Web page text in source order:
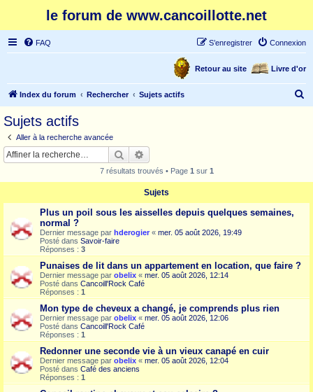
le forum de www.cancoillotte.net
FAQ Connexion
S’enregistrer
Livre d'or
Retour au site
Index du forum Rechercher Sujets actifs
Sujets actifs
Aller à la recherche avancée
Rechercher
7 résultats trouvés • Page 1 sur 1
Sujets
Plus un poil sous les aisselles depuis quelques semaines,
normal ?
Dernier message par hderogier « mer. 05 août 2026, 19:49
Posté dans Savoir-faire
Réponses : 3
Punaises de lit dans un appartement en location, que faire ?
Dernier message par obelix « mer. 05 août 2026, 12:14
Posté dans Cancoill'Rock Café
Réponses : 1
Mon type de cheveux a changé, je comprends plus rien
Dernier message par obelix « mer. 05 août 2026, 12:06
Posté dans Cancoill'Rock Café
Réponses : 1
Redonner une seconde vie à un vieux canapé en cuir
Dernier message par obelix « mer. 05 août 2026, 12:04
Posté dans Café des anciens
Réponses : 1